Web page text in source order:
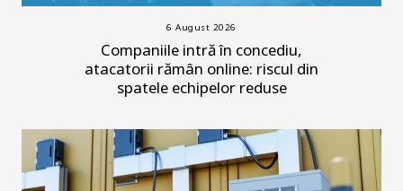
6 August 2026
Companiile intră în concediu,
atacatorii rămân online: riscul din
spatele echipelor reduse